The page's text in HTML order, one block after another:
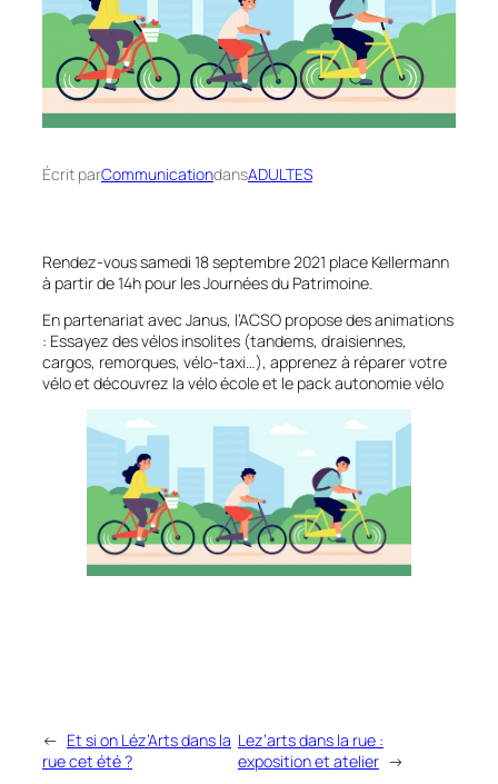
Écrit parCommunicationdansADULTES
Rendez-vous samedi 18 septembre 2021 place Kellermann
à partir de 14h pour les Journées du Patrimoine.
En partenariat avec Janus, l’ACSO propose des animations
: Essayez des vélos insolites (tandems, draisiennes,
cargos, remorques, vélo-taxi…), apprenez à réparer votre
vélo et découvrez la vélo école et le pack autonomie vélo
← Et si on Léz’Arts dans la
rue cet été ?
Lez’arts dans la rue :
exposition et atelier →